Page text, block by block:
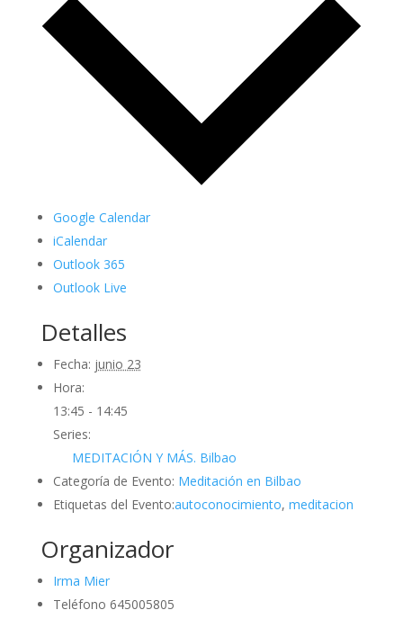
Google Calendar
iCalendar
Outlook 365
Outlook Live
Detalles
Fecha: junio 23
Hora:
13:45 - 14:45
Series:
MEDITACIÓN Y MÁS. Bilbao
Categoría de Evento: Meditación en Bilbao
Etiquetas del Evento:autoconocimiento, meditacion
Organizador
Irma Mier
Teléfono 645005805